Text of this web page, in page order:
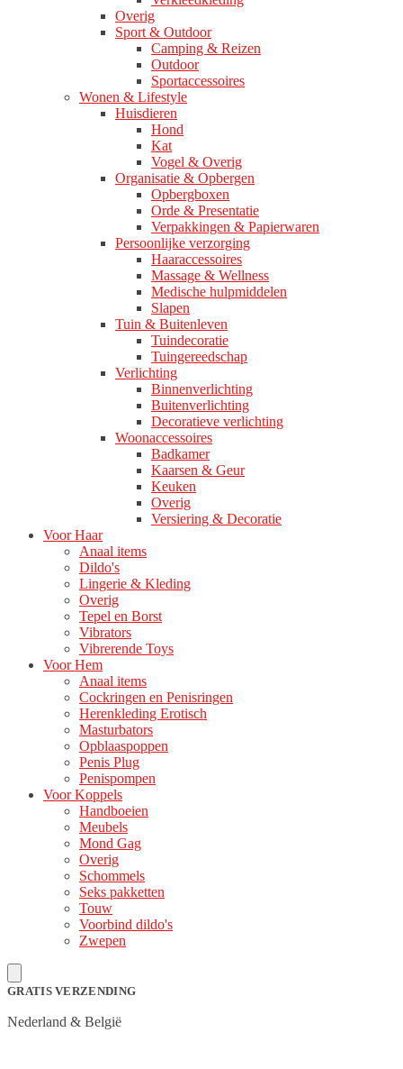
Overig
Sport & Outdoor
Camping & Reizen
Outdoor
Sportaccessoires
Wonen & Lifestyle
Huisdieren
Hond
Kat
Vogel & Overig
Organisatie & Opbergen
Opbergboxen
Orde & Presentatie
Verpakkingen & Papierwaren
Persoonlijke verzorging
Haaraccessoires
Massage & Wellness
Medische hulpmiddelen
Slapen
Tuin & Buitenleven
Tuindecoratie
Tuingereedschap
Verlichting
Binnenverlichting
Buitenverlichting
Decoratieve verlichting
Woonaccessoires
Badkamer
Kaarsen & Geur
Keuken
Overig
Versiering & Decoratie
Voor Haar
Anaal items
Dildo's
Lingerie & Kleding
Overig
Tepel en Borst
Vibrators
Vibrerende Toys
Voor Hem
Anaal items
Cockringen en Penisringen
Herenkleding Erotisch
Masturbators
Opblaaspoppen
Penis Plug
Penispompen
Voor Koppels
Handboeien
Meubels
Mond Gag
Overig
Schommels
Seks pakketten
Touw
Voorbind dildo's
Zwepen
GRATIS VERZENDING
Nederland & België